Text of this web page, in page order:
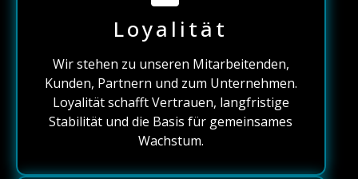
Loyalität
Wir stehen zu unseren Mitarbeitenden,
Kunden, Partnern und zum Unternehmen.
Loyalität schafft Vertrauen, langfristige
Stabilität und die Basis für gemeinsames
Wachstum.